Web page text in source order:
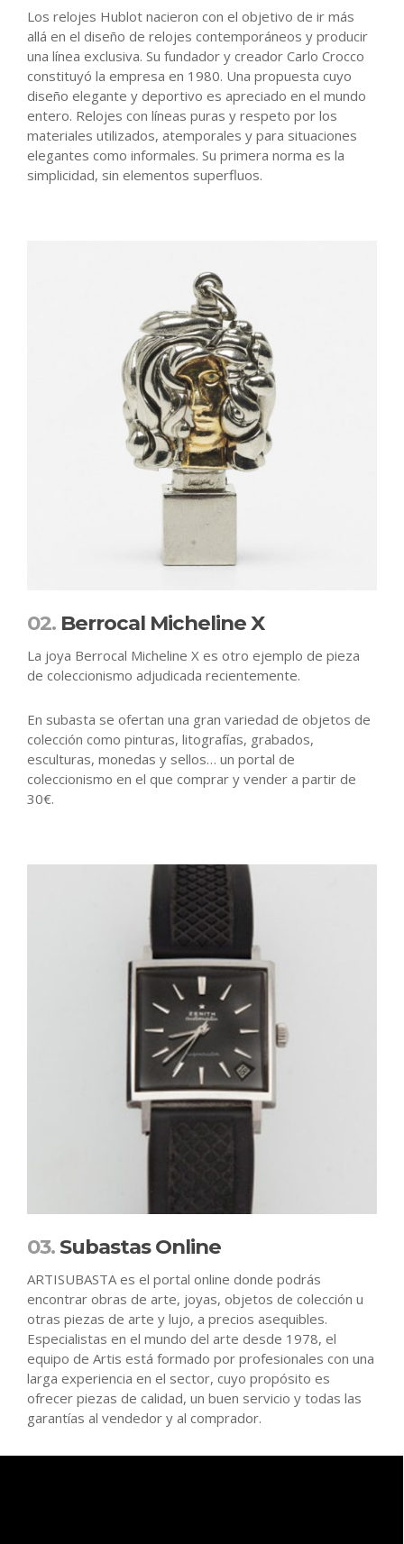
Los relojes Hublot nacieron con el objetivo de ir más
allá en el diseño de relojes contemporáneos y producir
una línea exclusiva. Su fundador y creador Carlo Crocco
constituyó la empresa en 1980. Una propuesta cuyo
diseño elegante y deportivo es apreciado en el mundo
entero. Relojes con líneas puras y respeto por los
materiales utilizados, atemporales y para situaciones
elegantes como informales. Su primera norma es la
simplicidad, sin elementos superfluos.
02. Berrocal Micheline X
La joya Berrocal Micheline X es otro ejemplo de pieza
de coleccionismo adjudicada recientemente.
En subasta se ofertan una gran variedad de objetos de
colección como pinturas, litografías, grabados,
esculturas, monedas y sellos… un portal de
coleccionismo en el que comprar y vender a partir de
30€.
03. Subastas Online
ARTISUBASTA es el portal online donde podrás
encontrar obras de arte, joyas, objetos de colección u
otras piezas de arte y lujo, a precios asequibles.
Especialistas en el mundo del arte desde 1978, el
equipo de Artis está formado por profesionales con una
larga experiencia en el sector, cuyo propósito es
ofrecer piezas de calidad, un buen servicio y todas las
garantías al vendedor y al comprador.